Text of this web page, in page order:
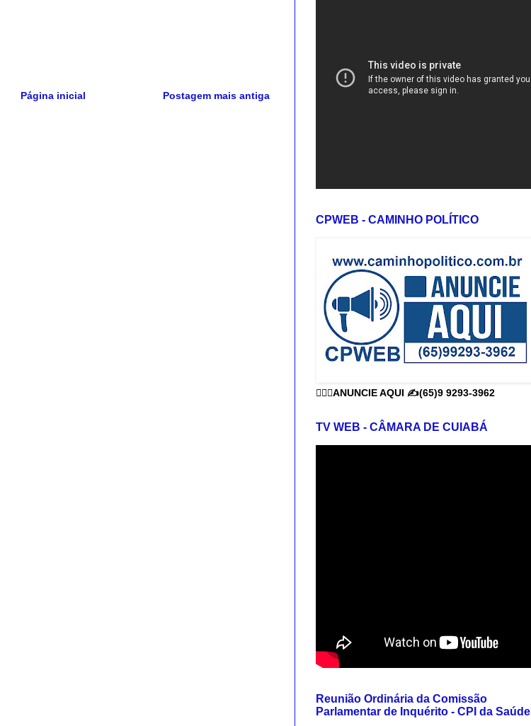
Postagem mais antiga
Página inicial
CPWEB - CAMINHO POLÍTICO
👨🏻‍⚕️ANUNCIE AQUI ✍️(65)9 9293-3962
TV WEB - CÂMARA DE CUIABÁ
Reunião Ordinária da Comissão
Parlamentar de Inquérito - CPI da Saúde